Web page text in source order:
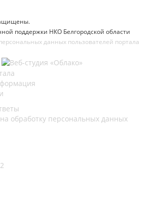
поддержки НКО Белгородской области
данных пользователей портала
обработку персональных данных